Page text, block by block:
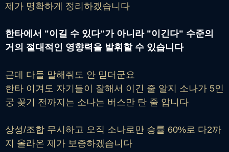
제가 명확하게 정리하겠습니다
한타에서 "이길 수 있다"가 아니라 "이긴다" 수준의
거의 절대적인 영향력을 발휘할 수 있습니다
근데 다들 말해줘도 안 믿더군요
한타 이겨도 자기들이 잘해서 이긴 줄 알지 소나가 5인
궁 꽂기 전까지는 소나는 버스만 탄 줄 압니다
상성/조합 무시하고 오직 소나로만 승률 60%로 다2까
지 올라온 제가 보증하겠습니다